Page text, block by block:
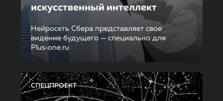
искусственный интеллект
Нейросеть Сбера представляет свое
видение будущего — специально для
Plus‑one.ru
СПЕЦПРОЕКТ